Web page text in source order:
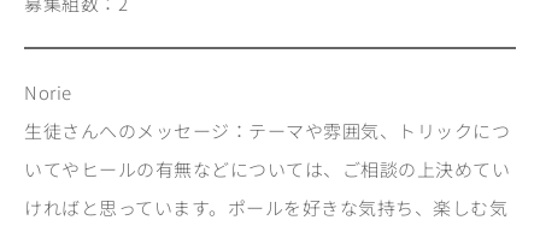
Norie
生徒さんへのメッセージ：テーマや雰囲気、トリックにつ
いてやヒールの有無などについては、ご相談の上決めてい
ければと思っています。ポールを好きな気持ち、楽しむ気